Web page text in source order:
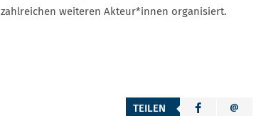
zahlreichen weiteren Akteur*innen organisiert.
TEILEN